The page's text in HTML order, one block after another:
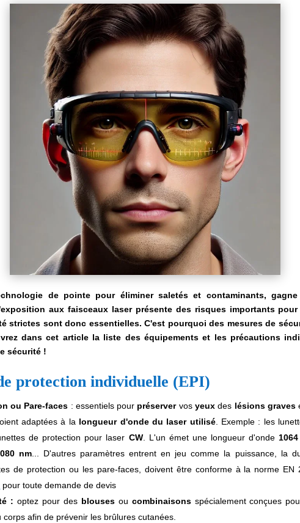
de pointe pour éliminer saletés et contaminants,
aux faisceaux laser présente des risques importants
strictes sont donc essentielles. C'est pourquoi des mesures de
dans cet article la liste des équipements et les précautions
sécurité !
protection individuelle (EPI)
ou Pare-faces : essentiels pour préservervos yeuxdes lésions graves
adaptées à la longueur d'onde du laser utilisé. Exemple : les
de protection pour laser CW. L'un émet une longueur d'onde1064
nm... D'autres paramètres entrent en jeu comme la puissance, la
de protection ou les pare-faces, doivent être conforme à la norme EN
pour toute demande de devis
: optez pour des blousesou combinaisonsspécialement conçues
afin de prévenir les brûlures cutanées.